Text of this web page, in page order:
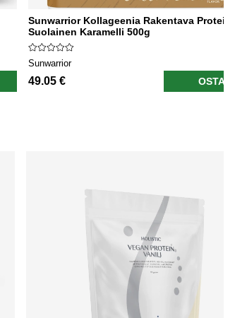
Sunwarrior Kollageenia Rakentava
Suolainen Karamelli 500g
Sunwarrior
49.05 € OSTA